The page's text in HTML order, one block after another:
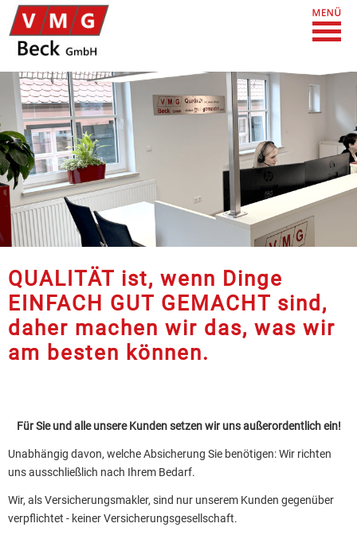
QUALITÄT ist, wenn Dinge
EINFACH GUT GEMACHT sind,
daher machen wir das, was wir
am besten können.
Für Sie und alle unsere Kunden setzen wir uns außerordentlich ein!
Unabhängig davon, welche Absicherung Sie benötigen: Wir richten
uns ausschließlich nach Ihrem Bedarf.
Wir, als Ver­sicherungs­makler, sind nur unserem Kunden gegenüber
verpflichtet - keiner Versicherungsgesellschaft.